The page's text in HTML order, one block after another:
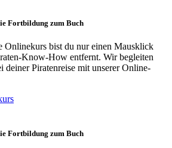
Fortbildung zum Buch
Onlinekurs bist du nur einen Mausklick
Know-How entfernt. Wir begleiten
deiner Piratenreise mit unserer Online-
Fortbildung zum Buch